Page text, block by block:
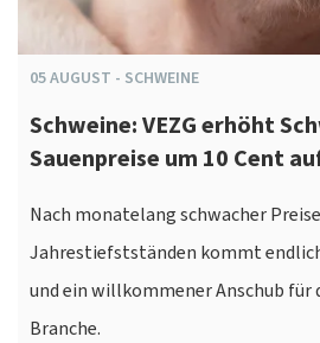
05AUGUST - SCHWEINE
Schweine: VEZG erhöht
Sauenpreise um 10 Cent
Nach monatelang schwacher
Jahrestiefstständen kommt
und ein willkommener Anschub für
Branche.